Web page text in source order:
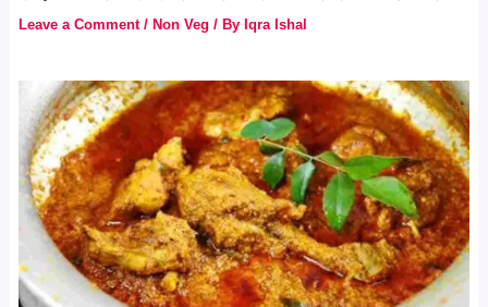
Leave a Comment / Non Veg / By Iqra Ishal